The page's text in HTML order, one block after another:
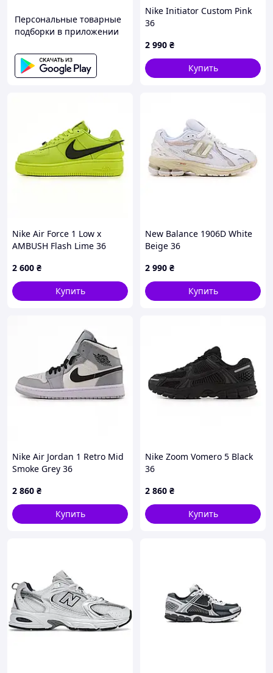
Персональные товарные
подборки в приложении
Nike Initiator Custom Pink
36
2 990 ₴
Купить
Nike Air Force 1 Low x
AMBUSH Flash Lime 36
2 600 ₴
Купить
New Balance 1906D White
Beige 36
2 990 ₴
Купить
Nike Air Jordan 1 Retro Mid
Smoke Grey 36
2 860 ₴
Купить
Nike Zoom Vomero 5 Black
36
2 860 ₴
Купить